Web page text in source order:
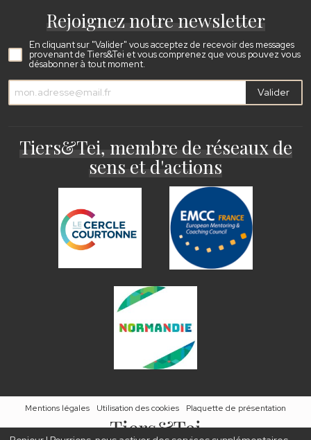
Rejoignez notre newsletter
En cliquant sur "Valider" vous acceptez de recevoir des messages
provenant de Tiers&Tei et vous comprenez que vous pouvez vous
désabonner à tout moment.
Valider
Tiers&Tei, membre de réseaux de
sens et d'actions
Mentions légales Utilisation des cookies Plaquette de présentation